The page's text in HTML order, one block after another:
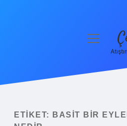
Yasal Uyarı
menüyü
ETIKET:
BASIT BIR